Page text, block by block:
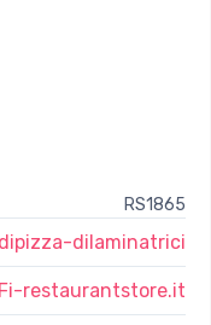
RS1865
dilaminatrici
Fi-restaurantstore.it